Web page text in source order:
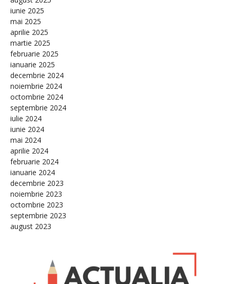
iunie 2025
mai 2025
aprilie 2025
martie 2025
februarie 2025
ianuarie 2025
decembrie 2024
noiembrie 2024
octombrie 2024
septembrie 2024
iulie 2024
iunie 2024
mai 2024
aprilie 2024
februarie 2024
ianuarie 2024
decembrie 2023
noiembrie 2023
octombrie 2023
septembrie 2023
august 2023